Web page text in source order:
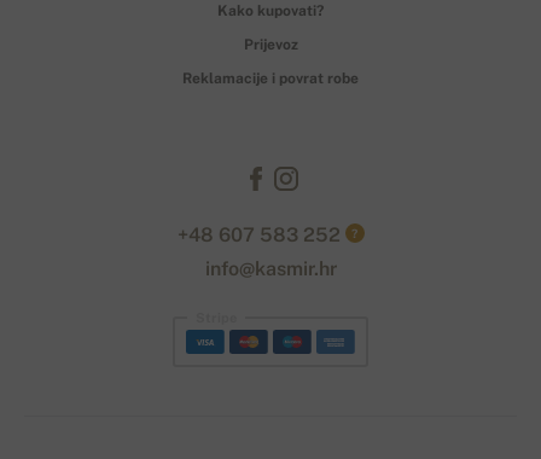
Kako kupovati?
Prijevoz
Reklamacije i povrat robe
+48 607 583 252 ?
info@kasmir.hr